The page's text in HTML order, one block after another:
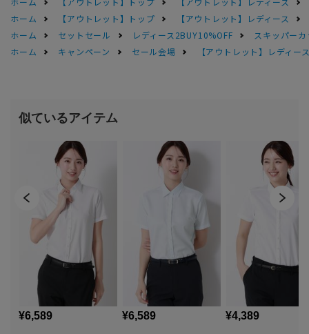
ホーム
【アウトレット】トップ
【アウトレット】レディース
ホーム
セットセール レディース2BUY10%OFF
スキッパー
ホーム
キャンペーン セール会場 【アウトレット】レディー